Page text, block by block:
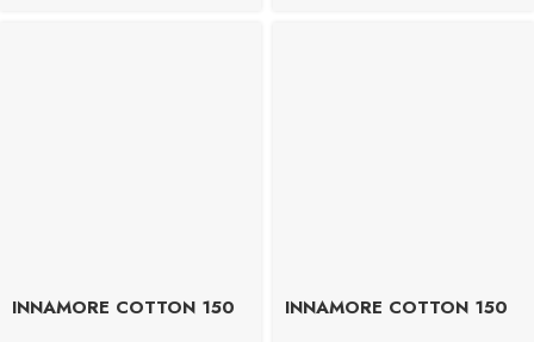
INNAMORE COTTON 150
INNAMORE COTTON 150